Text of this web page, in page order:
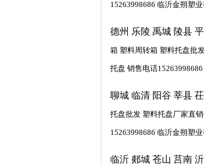
15263998686 临沂金朔塑业
德州 乐陵 禹城 陵县
箱 塑料周转箱 塑料托盘批
托盘 销售电话
聊城 临清 阳谷 莘县
托盘批发 塑料托盘厂家直
15263998686 临沂金朔塑业
临沂 郯城 苍山 莒南